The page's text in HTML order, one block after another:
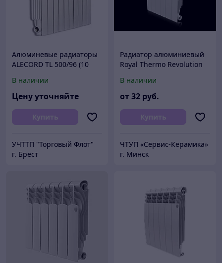
Алюминевые радиаторы
ALECORD TL 500/96 (10
В наличии
Цену уточняйте
Купить
УЧТТП "Торговый Флот"
г. Брест
Радиатор алюминиевый
Royal Thermo Revolution
В наличии
от32 руб.
Купить
ЧТУП «Сервис-Керамика»
г. Минск